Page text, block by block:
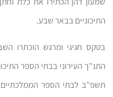
התיכוניים בבאר שבע.
התנ"ך העירוני בבתי הספר
תשפ"ב לבתי הספר הממלכתיים